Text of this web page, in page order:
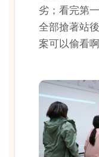
劣；看完第
全部搶著站
案可以偷看啊